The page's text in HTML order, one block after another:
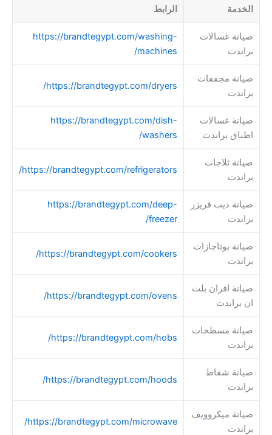
الخدمة الرابط
صيانة غسالات
براندت
https://brandtegypt.com/washing-
machines/
صيانة مجففات
براندت
https://brandtegypt.com/dryers/
صيانة غسالات
اطباق براندت
https://brandtegypt.com/dish-
washers/
صيانة ثلاجات
براندت
https://brandtegypt.com/refrigerators/
صيانة ديب فريزر
براندت
https://brandtegypt.com/deep-
freezer/
صيانة بوتاجازات
براندت
https://brandtegypt.com/cookers/
صيانة افران بلت
ان براندت
https://brandtegypt.com/ovens/
صيانة مسطحات
براندت
https://brandtegypt.com/hobs/
صيانة شفاط
براندت
https://brandtegypt.com/hoods/
صيانة ميكروويف
براندت
https://brandtegypt.com/microwave/